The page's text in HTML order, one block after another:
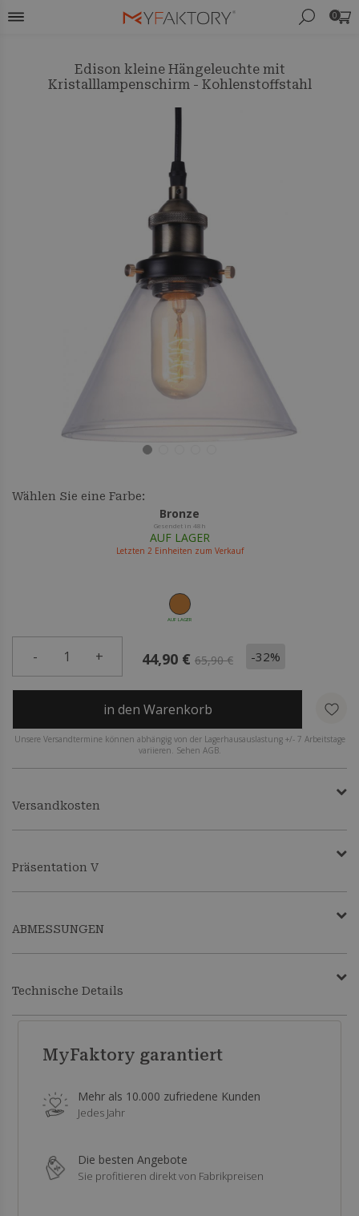
0
Edison kleine Hängeleuchte mit
Kristalllampenschirm - Kohlenstoffstahl
Wählen Sie eine Farbe:
Bronze
Gesendet in 48h
AUF LAGER
Letzten 2 Einheiten zum Verkauf
AUF LAGER
- 1 + 44,90 € 65,90 € -32%
in den Warenkorb
Unsere Versandtermine können abhängig von der Lagerhausauslastung +/- 7 Arbeitstage
variieren. Sehen AGB.
Versandkosten
Präsentation V
ABMESSUNGEN
Technische Details
MyFaktory garantiert
Mehr als 10.000 zufriedene Kunden
Jedes Jahr
Die besten Angebote
Sie profitieren direkt von Fabrikpreisen